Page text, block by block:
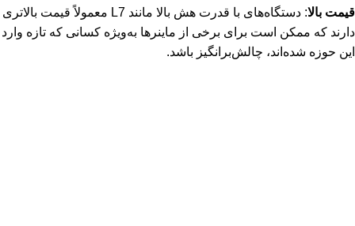
قیمت بالا
: دستگاه‌های با قدرت هش بالا مانند L7 معمولاً قیمت بالاتری
دارند که ممکن است برای برخی از ماینرها به‌ویژه کسانی که تازه وارد
این حوزه شده‌اند، چالش‌برانگیز باشد.